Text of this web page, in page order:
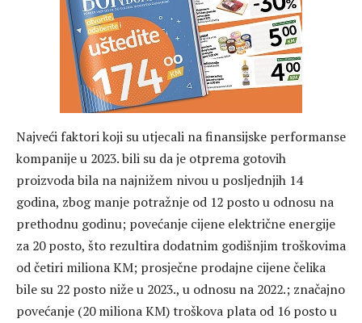
Najveći faktori koji su utjecali na finansijske performanse
kompanije u 2023. bili su da je otprema gotovih
proizvoda bila na najnižem nivou u posljednjih 14
godina, zbog manje potražnje od 12 posto u odnosu na
prethodnu godinu; povećanje cijene električne energije
za 20 posto, što rezultira dodatnim godišnjim troškovima
od četiri miliona KM; prosječne prodajne cijene čelika
bile su 22 posto niže u 2023., u odnosu na 2022.; značajno
povećanje (20 miliona KM) troškova plata od 16 posto u